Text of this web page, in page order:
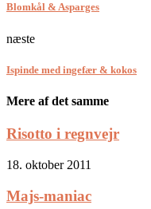
Blomkål & Asparges
næste
Ispinde med ingefær & kokos
Mere af det samme
Risotto i regnvejr
18. oktober 2011
Majs-maniac